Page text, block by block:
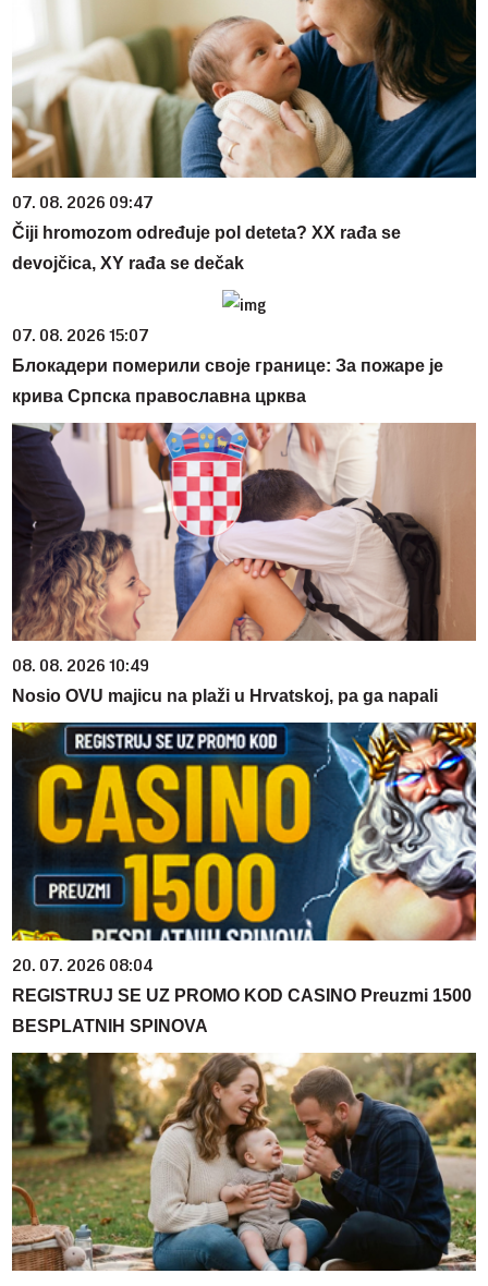
07. 08. 2026 09:47
Čiji hromozom određuje pol deteta? XX rađa se
devojčica, XY rađa se dečak
07. 08. 2026 15:07
Блокадери померили своје границе: За пожаре је
крива Српска православна црква
08. 08. 2026 10:49
Nosio OVU majicu na plaži u Hrvatskoj, pa ga napali
20. 07. 2026 08:04
REGISTRUJ SE UZ PROMO KOD CASINO Preuzmi 1500
BESPLATNIH SPINOVA